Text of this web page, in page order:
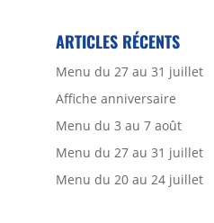
ARTICLES RÉCENTS
Menu du 27 au 31 juillet
Affiche anniversaire
Menu du 3 au 7 août
Menu du 27 au 31 juillet
Menu du 20 au 24 juillet